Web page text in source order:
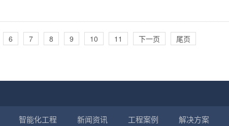
6 7 8 9 10 11 下一页 尾页
智能化工程 新闻资讯 工程案例 解决方案